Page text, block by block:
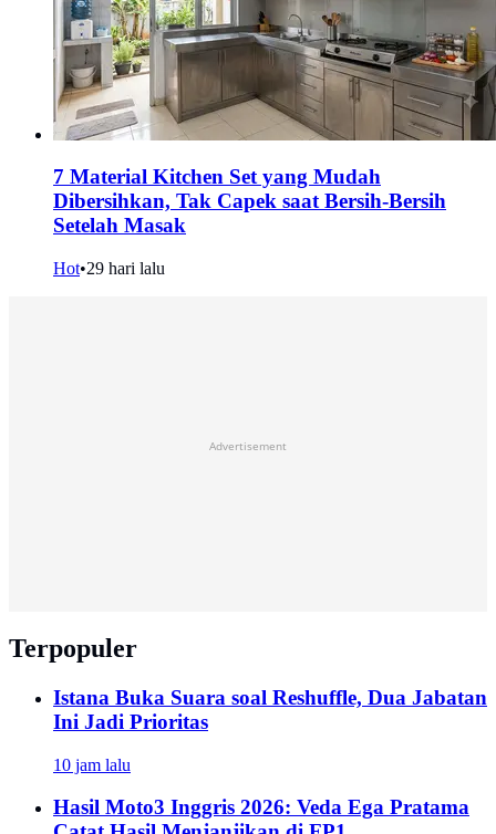
7 Material Kitchen Set yang Mudah
Dibersihkan, Tak Capek saat Bersih-Bersih
Setelah Masak
Hot•29 hari lalu
Advertisement
Terpopuler
Istana Buka Suara soal Reshuffle, Dua Jabatan
Ini Jadi Prioritas
10 jam lalu
Hasil Moto3 Inggris 2026: Veda Ega Pratama